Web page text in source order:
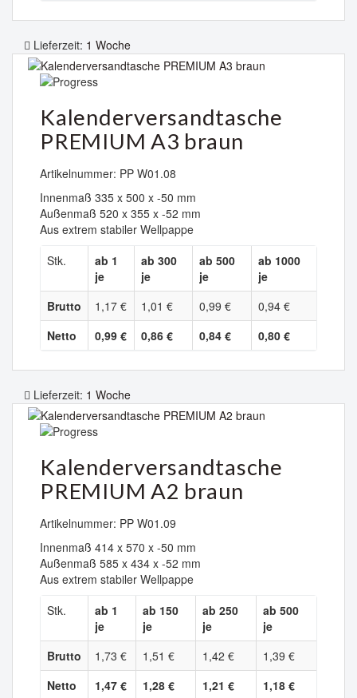
Lieferzeit: 1 Woche
Kalenderversandtasche
PREMIUM A3 braun
Artikelnummer: PP W01.08
Innenmaß 335 x 500 x -50 mm
Außenmaß 520 x 355 x -52 mm
Aus extrem stabiler Wellpappe
Stk.
ab 1
je
ab 300
je
ab 500
je
ab 1000
je
Brutto
1,17 € 1,01 € 0,99 €
0,94 €
Netto
0,99 € 0,86 € 0,84 € 0,80 €
Lieferzeit: 1 Woche
Kalenderversandtasche
PREMIUM A2 braun
Artikelnummer: PP W01.09
Innenmaß 414 x 570 x -50 mm
Außenmaß 585 x 434 x -52 mm
Aus extrem stabiler Wellpappe
Stk.
ab 1
je
ab 150
je
ab 250
je
ab 500
je
Brutto
1,73 € 1,51 € 1,42 €
1,39 €
Netto
1,47 € 1,28 € 1,21 € 1,18 €